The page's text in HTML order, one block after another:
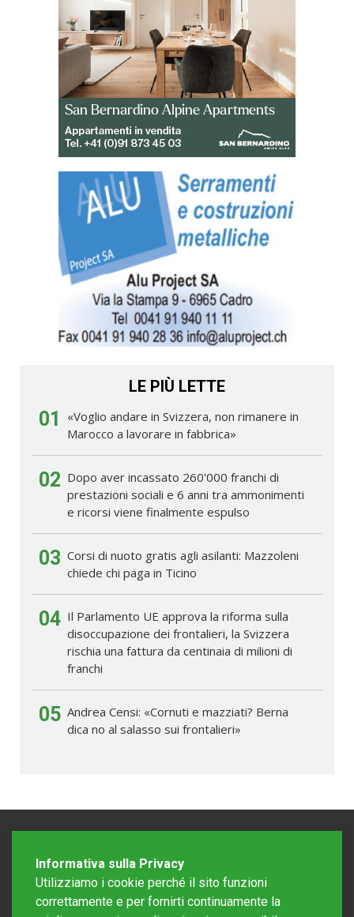
LE PIÙ LETTE
01
«Voglio andare in Svizzera, non rimanere in
Marocco a lavorare in fabbrica»
02 Dopo aver incassato 260'000 franchi di
prestazioni sociali e 6 anni tra ammonimenti
e ricorsi viene finalmente espulso
03 Corsi di nuoto gratis agli asilanti: Mazzoleni
chiede chi paga in Ticino
04 Il Parlamento UE approva la riforma sulla
disoccupazione dei frontalieri, la Svizzera
rischia una fattura da centinaia di milioni di
franchi
05 Andrea Censi: «Cornuti e mazziati? Berna
dica no al salasso sui frontalieri»
Informativa sulla Privacy
Utilizziamo i cookie perché il sito funzioni
correttamente e per fornirti continuamente la